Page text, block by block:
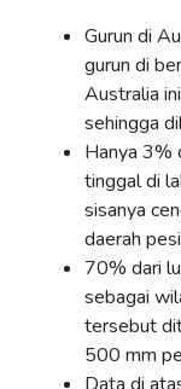
Gurun di
gurun di
Australia
sehingga
Hanya 3%
tinggal di
sisanya
daerah
70% dari
sebagai
tersebut
500 mm